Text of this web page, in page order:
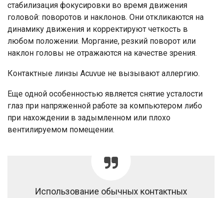
стабилизация фокусировки во время движения
головой: поворотов и наклонов. Они откликаются на
динамику движения и корректируют четкость в
любом положении. Моргание, резкий поворот или
наклон головы не отражаются на качестве зрения.
Контактные линзы Acuvue не вызывают аллергию.
Еще одной особенностью является снятие усталости
глаз при напряженной работе за компьютером либо
при нахождении в задымленном или плохо
вентилируемом помещении.
Использование обычных контактных